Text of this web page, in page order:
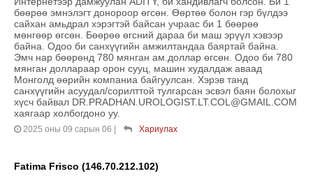
бөөрөө эмнэлэгт донороор өгсөн. Өөртөө болон гэр бүлдээ
сайхан амьдрал хэрэгтэй байсан учраас би 1 бөөрөө
мөнгөөр өгсөн. Бөөрөө өгсний дараа би маш эрүүл хэвээр
байна. Одоо би санхүүгийн амжилтандаа баяртай байна.
Эмч нар бөөрөнд 780 мянган ам.доллар өгсөн. Одоо би 780
мянган доллараар орон сууц, машин худалдаж аваад
Монголд өөрийн компаниа байгуулсан. Хэрэв танд
санхүүгийн асуудал/сорилттой тулгарсан эсвэл баян болохыг
хүсч байвал DR.PRADHAN.UROLOGIST.LT.COL@GMAIL.COM
хаягаар холбогдоно уу.
2025 оны 09 сарын 06 | Хариулах
Fatima Frisco (146.70.212.102)